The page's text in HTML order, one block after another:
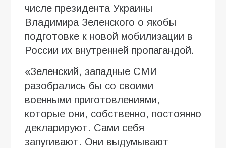
числе президента Украины
Владимира Зеленского о якобы
подготовке к новой мобилизации в
России их внутренней пропагандой.
«Зеленский, западные СМИ
разобрались бы со своими
военными приготовлениями,
которые они, собственно, постоянно
декларируют. Сами себя
запугивают. Они выдумывают